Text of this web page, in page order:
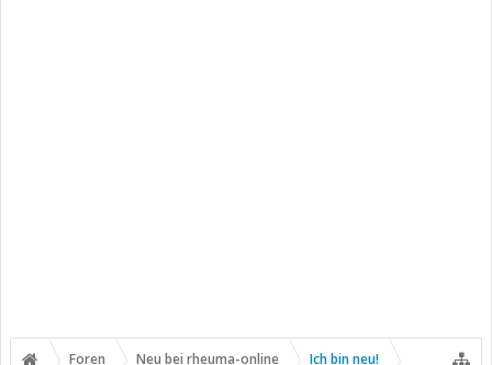
Foren Neu bei rheuma-online Ich bin neu!